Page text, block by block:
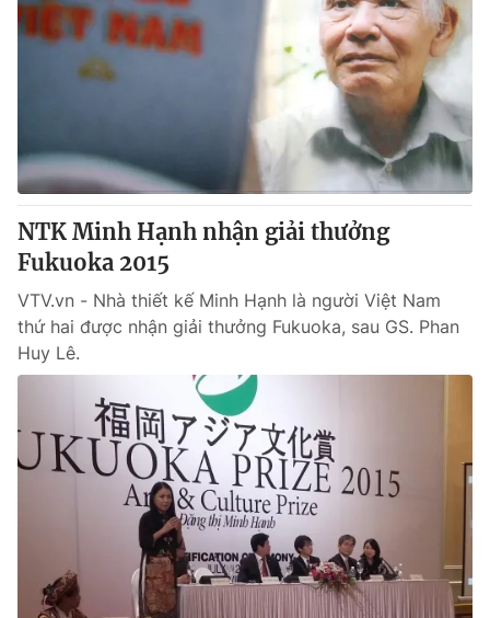
VTV Sức khoẻ Bất động sản
Tấm lòng Việt
VTV4 Vươn mình bằng AI
VTV9 VTV8
Liên hệ tòa soạn English
THỜI BÁO VTV
Theo dõi báo trên
Cơ quan chủ quản:Đài Truyền hình Việt Nam
NTK Minh Hạnh nhận giải thưởng
Fukuoka 2015
VTV.vn - Nhà thiết kế Minh Hạnh là người Việt Nam
thứ hai được nhận giải thưởng Fukuoka, sau GS. Phan
Huy Lê.